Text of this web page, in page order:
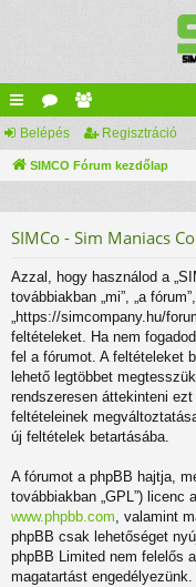
yo
rs
ke
ór
u
ok
ag
lis
Belépés Regisztráció
SIMCO Fórum kezdőlap
SIMCo - Sim Maniacs
Azzal, hogy használod a
továbbiakban „mi”, „a
„https://simcompany.hu/
feltételeket. Ha nem
fel a fórumot. A feltételeket
lehető legtöbbet
rendszeresen áttekinteni
feltételeinek
új feltételek betartásába.
A fórumot a phpBB hajtja,
továbbiakban „GPL”)
www.phpbb.com , valamint
phpBB csak lehetőséget
phpBB Limited nem felelős
magatartást